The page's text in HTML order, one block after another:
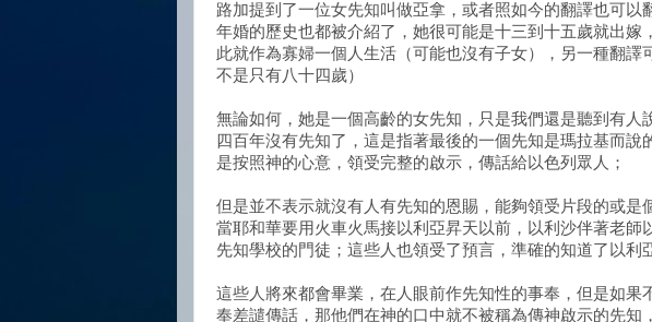
路加提到了一位女先知叫做亞拿，或者照如今的翻譯也可
年婚的歷史也都被介紹了，她很可能是十三到十五歲就出嫁
此就作為寡婦一個人生活（可能也沒有子女），另一種翻譯
不是只有八十四歲）
無論如何，她是一個高齡的女先知，只是我們還是聽到有人
四百年沒有先知了，這是指著最後的一個先知是瑪拉基而說
是按照神的心意，領受完整的啟示，傳話給以色列眾人；
但是並不表示就沒有人有先知的恩賜，能夠領受片段的或是
當耶和華要用火車火馬接以利亞昇天以前，以利沙伴著老師
先知學校的門徒；這些人也領受了預言，準確的知道了以利
這些人將來都會畢業，在人眼前作先知性的事奉，但是如果
奉差譴傳話，那他們在神的口中就不被稱為傳神啟示的先知